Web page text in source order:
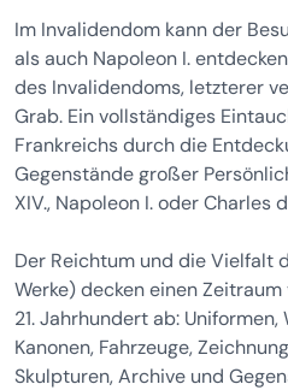
Im Invalidendom kann der
als auch Napoleon I.
des Invalidendoms, letzterer
Grab. Ein vollständiges
Frankreichs durch die
Gegenstände großer
XIV., Napoleon I. oder Charles
Der Reichtum und die Vielfalt
Werke) decken einen
21. Jahrhundert ab:
Kanonen, Fahrzeuge,
Skulpturen, Archive und